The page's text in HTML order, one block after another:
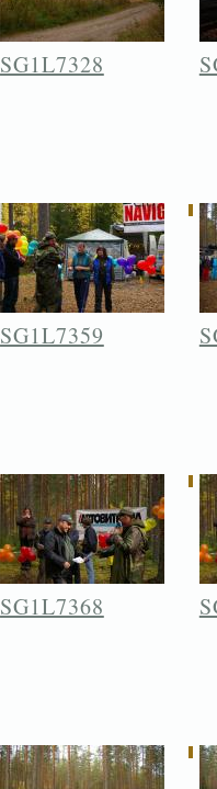
SG1L7328
SG1L7359
SG1L7368